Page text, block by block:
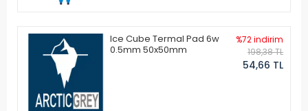
Ice Cube Termal Pad 6w
0.5mm 50x50mm
%72 indirim
198,38 TL
54,66 TL